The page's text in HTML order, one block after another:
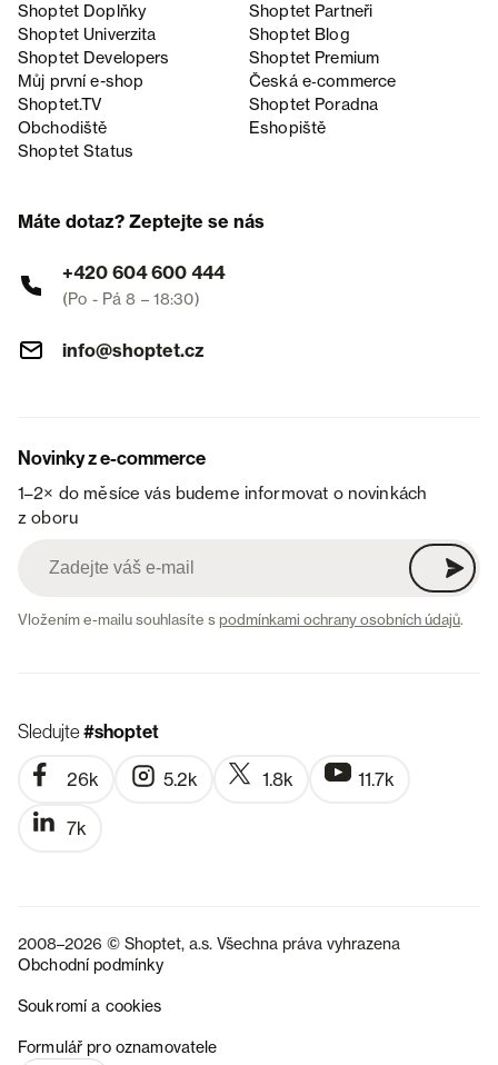
Shoptet Doplňky
Shoptet Partneři
Shoptet Univerzita
Shoptet Blog
Shoptet Developers
Shoptet Premium
Můj první e-shop
Česká e‑commerce
Shoptet.TV
Shoptet Poradna
Obchodiště
Eshopiště
Shoptet Status
Máte dotaz? Zeptejte se nás
+420 604 600 444
(Po - Pá 8 – 18:30)
info@shoptet.cz
Novinky z e-commerce
1–2× do měsíce vás budeme informovat o novinkách
z oboru
Vložením e-mailu souhlasíte spodmínkami ochrany osobních údajů.
Sledujte#shoptet
26k 5.2k 1.8k 11.7k
7k
2008–2026 © Shoptet, a.s. Všechna práva vyhrazena
Obchodní podmínky
Soukromí a cookies
Formulář pro oznamovatele